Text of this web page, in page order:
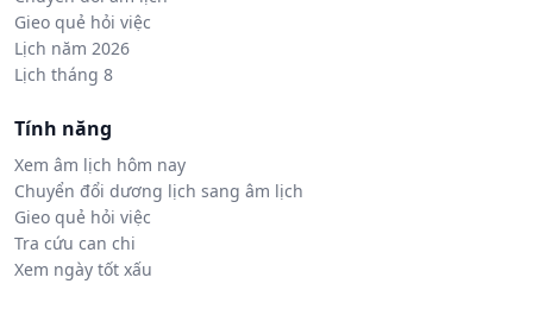
Gieo quẻ hỏi việc
Lịch năm 2026
Lịch tháng 8
Tính năng
Xem âm lịch hôm nay
Chuyển đổi dương lịch sang âm lịch
Gieo quẻ hỏi việc
Tra cứu can chi
Xem ngày tốt xấu